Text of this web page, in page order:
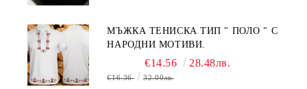
МЪЖКА ТЕНИСКА ТИП " ПОЛО " С
НАРОДНИ МОТИВИ.
€14.56 28.48лв.
€16.36 32.00лв.